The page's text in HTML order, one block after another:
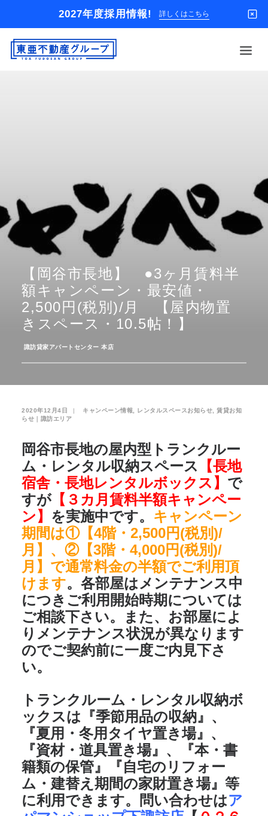
2027年度採用情報! 詳しくはこちら
入居者様専用
解約のお申込み
企業情報
お問い合わせ
お気に入り 閲覧履歴
【岡谷市長地】 ●3ヶ月賃料半
額キャンペーン・最安値・
2,500円(税別)/月 【屋内物置
きスペース・10.5帖！】
諏訪貸家アパートセンター 本店
2020年12月4日 | キャンペーン情報 レンタルスペースお知らせ
賃貸お知
らせ｜諏訪エリア
岡谷市長地の屋内型トランクルー
ム・レンタル収納スペース
【長地
宿舎・長地レンタルボックス】 で
すが【３カ月賃料半額キャンペー
ン】 を実施中です。 キャンペーン
期間は①【4階・2,500円(税別)/
月】、②【3階・4,000円(税別)/
月】で通常料金の半額でご利用頂
けます。各部屋はメンテナンス中
につきご利用開始時期については
ご相談下さい。また、お部屋によ
りメンテナンス状況が異なります
のでご契約前に一度ご内見下さ
い。
トランクルーム・レンタル収納ボ
ックスは 『季節用品の収納』、
『夏用・冬用タイヤ置き場』、
『資材・道具置き場』、『本・書
籍類の保管』『自宅のリフォー
ム・建替え期間の家財置き場』 等
に利用できます。問い合わせはア